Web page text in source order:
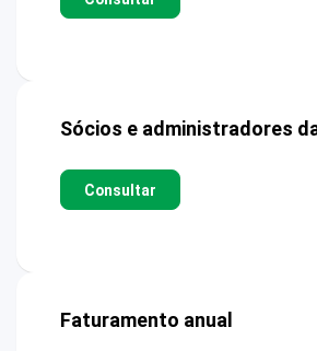
Sócios e administradores
Consultar
Faturamento anual